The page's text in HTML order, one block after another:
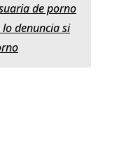
de porno
denuncia si